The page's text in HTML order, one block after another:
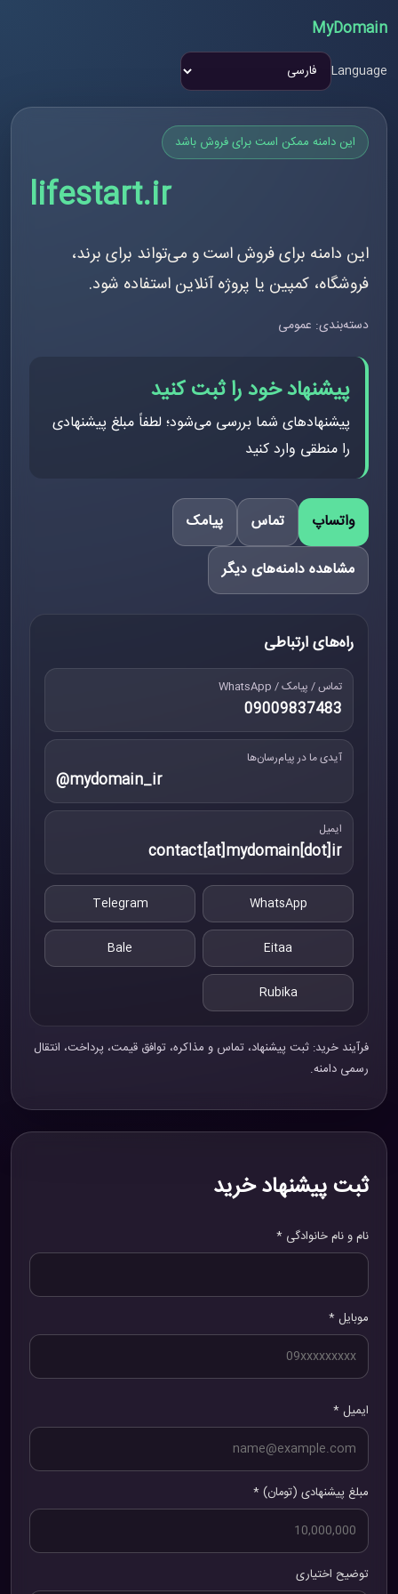
MyDomain
Language
این دامنه ممکن است برای فروش باشد
lifestart.ir
این دامنه برای فروش است و می‌تواند برای برند،
فروشگاه، کمپین یا پروژه آنلاین استفاده شود.
دسته‌بندی: عمومی
پیشنهاد خود را ثبت کنید
پیشنهادهای شما بررسی می‌شود؛ لطفاً مبلغ پیشنهادی
را منطقی وارد کنید
واتساپ تماس
پیامک
مشاهده دامنه‌های دیگر
راه‌های ارتباطی
تماس / پیامک / WhatsApp
09009837483
آیدی ما در پیام‌رسان‌ها
@mydomain_ir
ایمیل
contact[at]mydomain[dot]ir
WhatsApp
Telegram
Eitaa
Bale
Rubika
فرآیند خرید: ثبت پیشنهاد، تماس و مذاکره، توافق قیمت، پرداخت، انتقال
رسمی دامنه.
ثبت پیشنهاد خرید
نام و نام خانوادگی *
موبایل *
ایمیل *
مبلغ پیشنهادی (تومان) *
توضیح اختیاری